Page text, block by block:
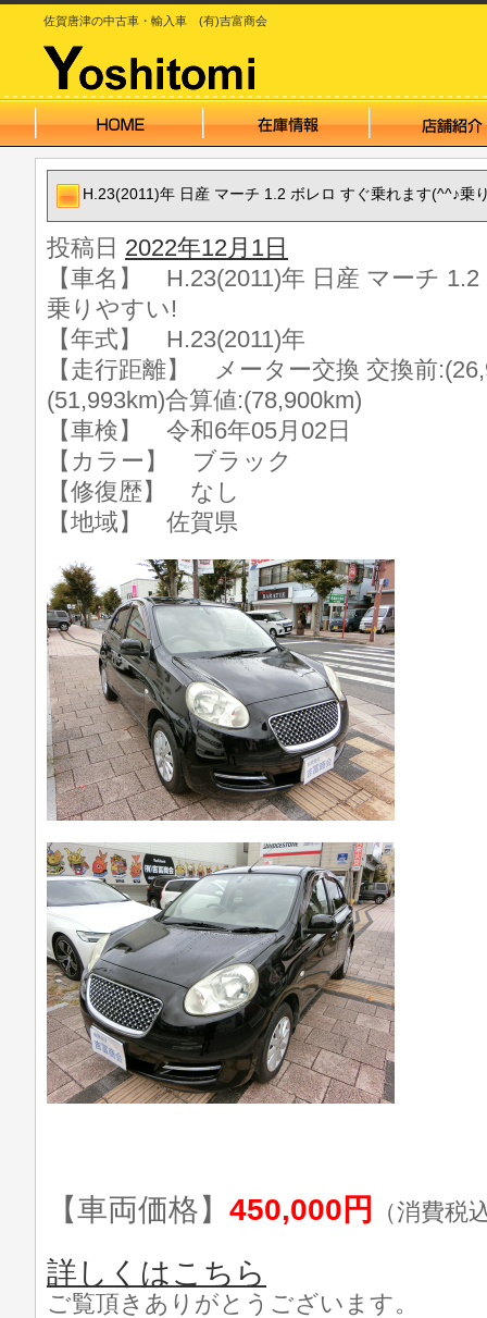
佐賀唐津の中古車・輸入車 (有)吉富商会
H.23(2011)年 日産 マーチ 1.2 ボレロ すぐ乗れます(^^♪乗
投稿日 2022年12月1日
【車名】 H.23(2011)年 日産 マーチ
乗りやすい!
【年式】 H.23(2011)年
【走行距離】 メーター交換 交換前
(51,993km)合算値:(78,900km)
【車検】 令和6年05月02日
【カラー】 ブラック
【修復歴】 なし
【地域】 佐賀県
【車両価格】 450,000円 （消費税
詳しくはこちら
ご覧頂きありがとうございます。